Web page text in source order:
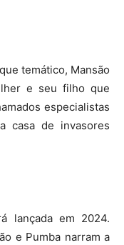
temático, Mansão
e seu filho que
especialistas
casa de invasores
lançada em 2024.
e Pumba narram a